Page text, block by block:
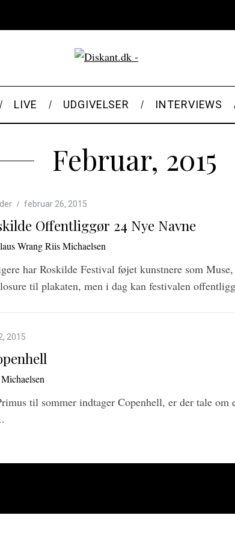
LIVE UDGIVELSER INTERVIEWS
Februar, 2015
februar 26, 2015
Offentliggør 24 Nye Navne
Wrang Riis Michaelsen
har Roskilde Festival føjet kunstnere som
til plakaten, men i dag kan festivalen
2015
til sommer indtager Copenhell, er der tale